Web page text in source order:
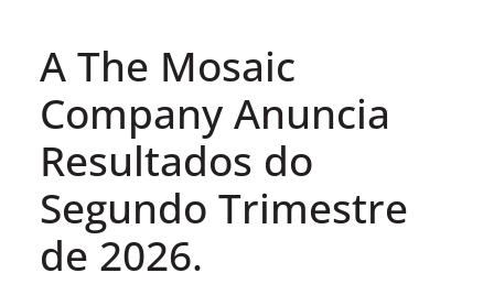
A The Mosaic
Company Anuncia
Resultados do
Segundo Trimestre
de 2026.